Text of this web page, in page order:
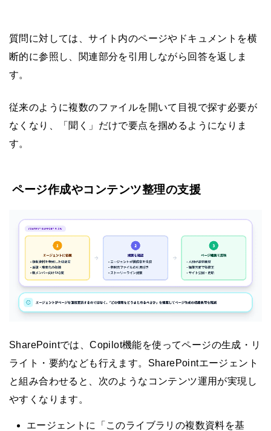
質問に対しては、サイト内のページやドキュメントを横
断的に参照し、関連部分を引用しながら回答を返しま
す。
従来のように複数のファイルを開いて目視で探す必要が
なくなり、「聞く」だけで要点を掴めるようになりま
す。
ページ作成やコンテンツ整理の支援
SharePointでは、Copilot機能を使ってページの生成・リ
ライト・要約なども行えます。SharePointエージェント
と組み合わせると、次のようなコンテンツ運用が実現し
やすくなります。
エージェントに「このライブラリの複数資料を基